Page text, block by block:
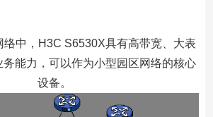
络中，H3C S6530X具有高带宽、大表
能力，可以作为小型园区网络的核心
设备。